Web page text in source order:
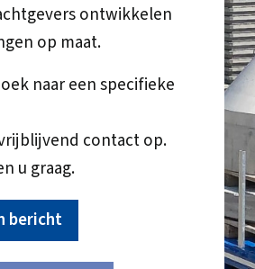
ontwikkelen
op maat.
naar een specifieke
contact op.
u graag.
bericht